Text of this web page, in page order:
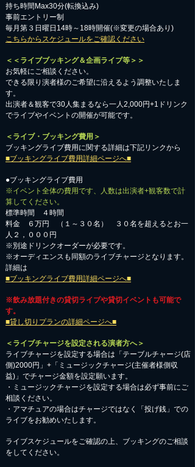
持ち時間Max30分(転換込み)
事前エントリー制
毎月第３日曜日14時～18時開催(※変更の場合あり)
こちらからスケジュールをご確認ください
＜＜ライブブッキング＆企画ライブ等＞＞
お気軽にご相談ください。​
​できる限り演者様のご希望に沿えるよう調整いたしま
す。
出演者＆観客で30人集まるなら一人2,000円+1ドリンク
でライブやイベントの開催が可能です。
＜ライブ・ブッキング費用＞
ブッキングライブ費用に関する詳細は下記リンクから
■ブッキングライブ費用詳細ページへ■
●ブッキングライブ費用
※イベント全体の費用です、人数は出演者+観客数で計
算してください。
標準時間 ４時間
料金 ６万円 （１～３０名） ３０名を超えるとお一
人２，０００円
※別途ドリンクオーダーが必要です。
※オーディエンスも同額のライブチャージとなります。
詳細は
■ブッキングライブ費用詳細ページへ■
※飲み放題付きの貸切ライブや貸切イベントも可能で
す。
■貸し切りプランの詳細ページへ■
＜ライブチャージを設定される演者方へ＞
ライブチャージを設定する場合は「テーブルチャージ(店
側)2000円」+「ミュージックチャージ(主催者様側収
益)」でチャージ金額を設定願います。
・ミュージックチャージを設定する場合は必ず事前にご
相談ください。
​・アマチュアの場合はチャージではなく「投げ銭」での
ライブをお勧めいたします。
​ライブスケジュールをご確認の上、ブッキングのご相談
をしてください。